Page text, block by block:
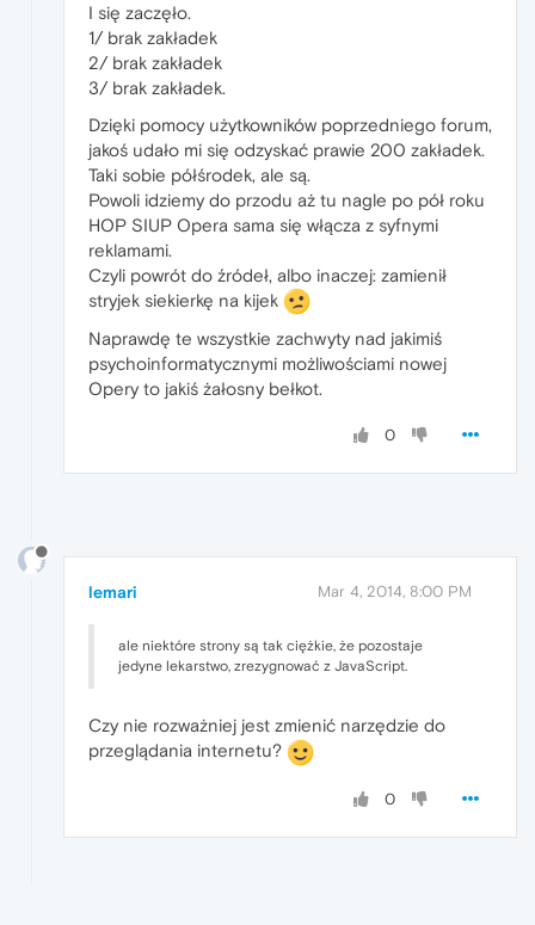
I się zaczęło.
1/ brak zakładek
2/ brak zakładek
3/ brak zakładek.
Dzięki pomocy użytkowników poprzedniego forum,
jakoś udało mi się odzyskać prawie 200 zakładek.
Taki sobie półśrodek, ale są.
Powoli idziemy do przodu aż tu nagle po pół roku
HOP SIUP Opera sama się włącza z syfnymi
reklamami.
Czyli powrót do źródeł, albo inaczej: zamienił
stryjek siekierkę na kijek
Naprawdę te wszystkie zachwyty nad jakimiś
psychoinformatycznymi możliwościami nowej
Opery to jakiś żałosny bełkot.
0
lemari Mar 4, 2014, 8:00 PM
ale niektóre strony są tak ciężkie, że pozostaje
jedyne lekarstwo, zrezygnować z JavaScript.
Czy nie rozważniej jest zmienić narzędzie do
przeglądania internetu?
0